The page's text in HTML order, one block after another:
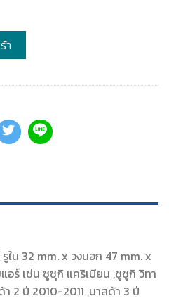
า
น 32 mm. x วงนอก 47 mm. x
อร์ เช่น ซูซุกิ แคริเบียน ,ซูซูกิ วิทา
2 ปี 2010-2011 ,มาสด้า 3 ปี